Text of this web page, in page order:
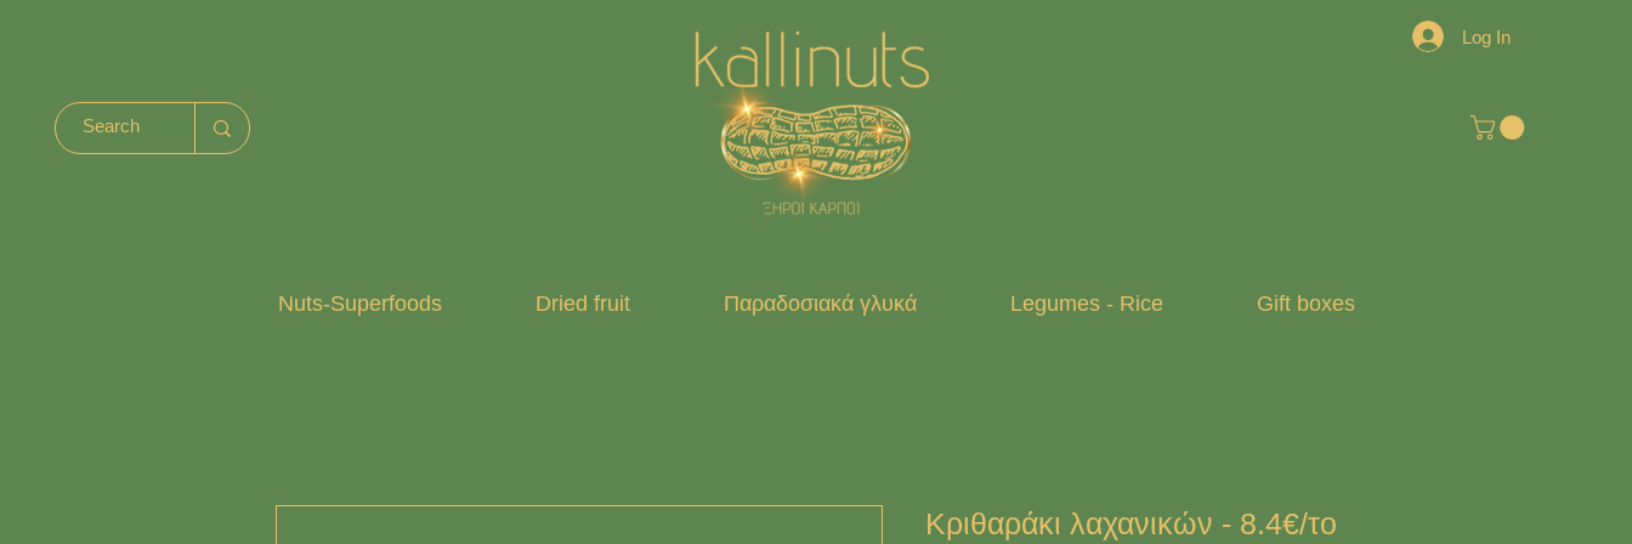
Log In
Nuts-Superfoods Dried fruit Παραδοσιακά γλυκά Legumes - Rice Gift boxes
Κριθαράκι λαχανικών - 8.4€/το